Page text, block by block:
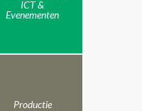
ICT &
Evenementen
Productie